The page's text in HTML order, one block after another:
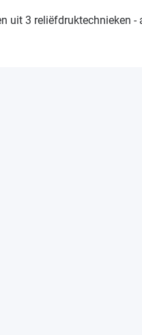
uit 3 reliëfdruktechnieken